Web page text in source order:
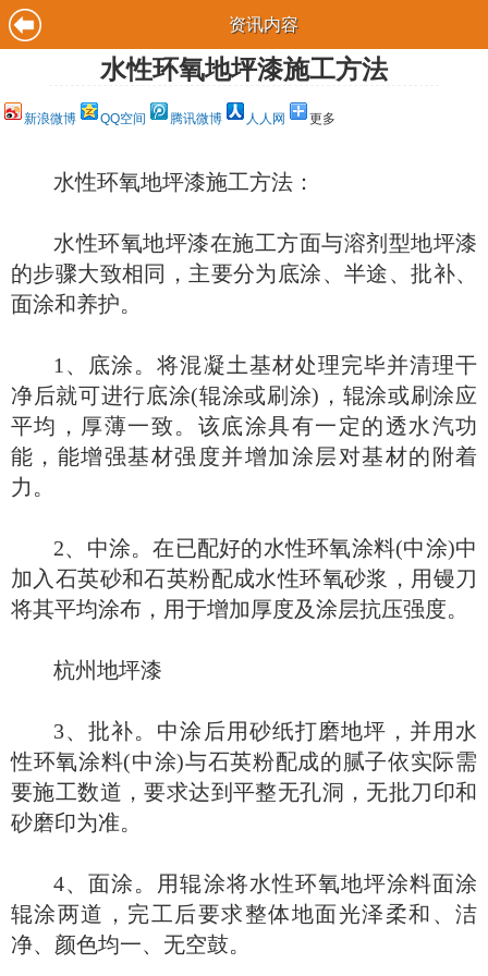
资讯内容
水性环氧地坪漆施工方法
新浪微博 QQ空间 腾讯微博 人人网 更多
水性环氧地坪漆施工方法：
水性环氧地坪漆在施工方面与溶剂型地坪漆
的步骤大致相同，主要分为底涂、半途、批补、
面涂和养护。
1、底涂。将混凝土基材处理完毕并清理干
净后就可进行底涂(辊涂或刷涂)，辊涂或刷涂应
平均，厚薄一致。该底涂具有一定的透水汽功
能，能增强基材强度并增加涂层对基材的附着
力。
2、中涂。在已配好的水性环氧涂料(中涂)中
加入石英砂和石英粉配成水性环氧砂浆，用镘刀
将其平均涂布，用于增加厚度及涂层抗压强度。
杭州地坪漆
3、批补。中涂后用砂纸打磨地坪，并用水
性环氧涂料(中涂)与石英粉配成的腻子依实际需
要施工数道，要求达到平整无孔洞，无批刀印和
砂磨印为准。
4、面涂。用辊涂将水性环氧地坪涂料面涂
辊涂两道，完工后要求整体地面光泽柔和、洁
净、颜色均一、无空鼓。